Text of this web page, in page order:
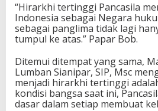
“Hirarkhi tertinggi Pancasila
Indonesia sebagai Negara
sebagai panglima tidak lagi
tumpul ke atas.” Papar Bob.
Ditemui ditempat yang sama,
Lumban Sianipar, SIP, Msc
menjadi hirarkhi tertinggi
kondisi bangsa saat ini,
dasar dalam setiap membuat